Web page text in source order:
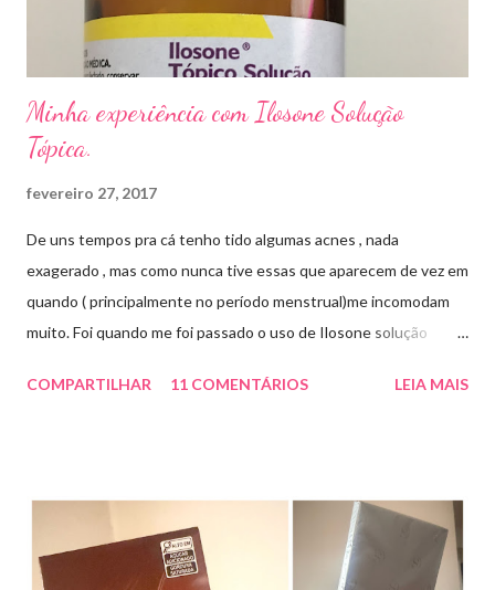
Minha experiência com Ilosone Solução
Tópica.
fevereiro 27, 2017
De uns tempos pra cá tenho tido algumas acnes , nada
exagerado , mas como nunca tive essas que aparecem de vez em
quando ( principalmente no período menstrual)me incomodam
muito. Foi quando me foi passado o uso de Ilosone solução
uma consulta com o dermatologista) O Ilosone é um antibiótico
aplico sobre a acne ( geralmente uso a noite). Informação do
produto: ILOSONE TÓPICO SOLUÇÃO (eritromicina) é um
antibiótico de amplo espectro produzido por uma cepa de
COMPARTILHAR 11 COMENTÁRIOS LEIA MAIS